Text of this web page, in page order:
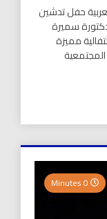
حفل تدشين
سميرة
مميزة